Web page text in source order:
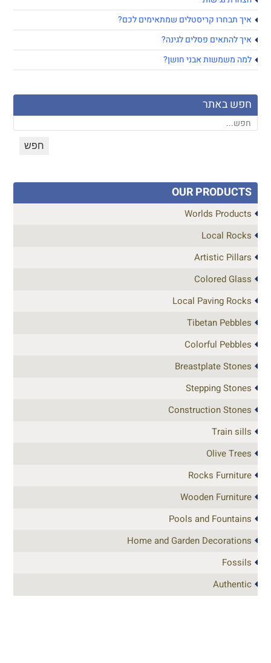
איך תבחרו קריסטלים שמתאימים לכם?
איך להתאים פסלים לגינה?
למה משמשות אבני חושן?
חפש באתר
OUR PRODUCTS
Worlds Products
Local Rocks
Artistic Pillars
Colored Glass
Local Paving Rocks
Tibetan Pebbles
Colorful Pebbles
Breastplate Stones
Stepping Stones
Construction Stones
Train sills
Olive Trees
Rocks Furniture
Wooden Furniture
Pools and Fountains
Home and Garden Decorations
Fossils
Authentic